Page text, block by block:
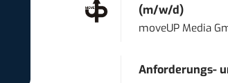
(m/w/d)
moveUP Media
Anforderungs-